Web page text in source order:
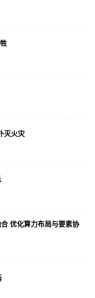
灭火灾
优化算力布局与要素协